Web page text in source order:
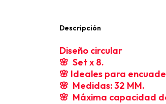
Descripción
Diseño circular
🌸 Set x 8.
🌸 Ideales para
🌸 Medidas: 32 MM.
🌸 Máxima capacidad